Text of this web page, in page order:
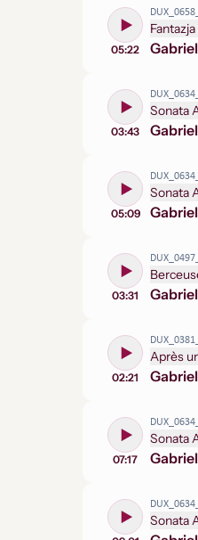
05:22 Gabriel
03:43 Gabriel
05:09 Gabriel
03:31 Gabriel
02:21
Après
Gabriel
07:17
Sonata
Gabriel